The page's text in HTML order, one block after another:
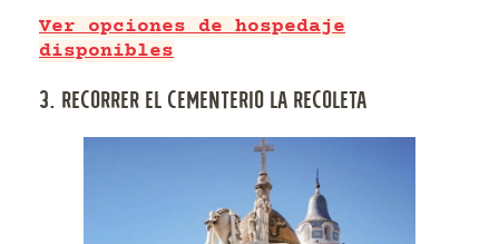
Ver opciones de hospedaje
disponibles
3. RECORRER EL CEMENTERIO LA RECOLETA